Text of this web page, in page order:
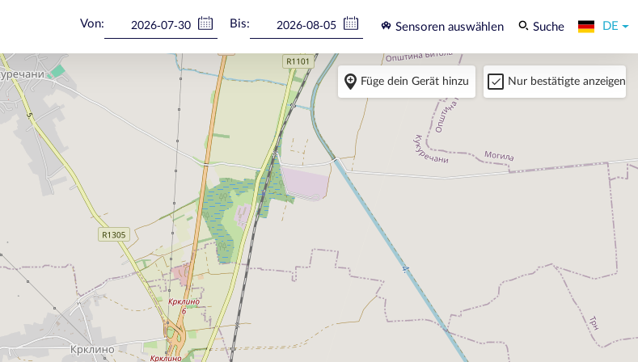
Von: Bis: Sensoren auswählen Suche DE
Füge dein Gerät hinzu Nur bestätigte anzeigen